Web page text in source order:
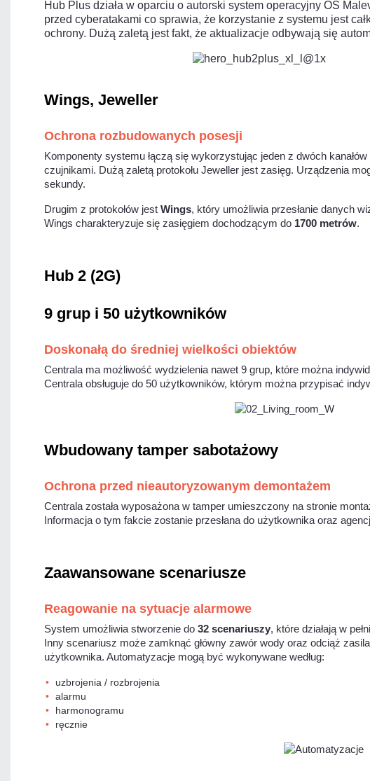
Hub Plus działa w oparciu o autorski system operacyjny OS
przed cyberatakami co sprawia, że korzystanie z systemu jest
ochrony. Dużą zaletą jest fakt, że aktualizacje odbywają się
Wings, Jeweller
Ochrona rozbudowanych posesji
Komponenty systemu łączą się wykorzystując jeden z dwóch
czujnikami. Dużą zaletą protokołu Jeweller jest zasięg. Urządzenia
sekundy.
Drugim z protokołów jest Wings, który umożliwia przesłanie danych
Wings charakteryzuje się zasięgiem dochodzącym do 1700 metrów.
Hub 2 (2G)
9 grup i 50 użytkowników
Doskonałą do średniej wielkości obiektów
Centrala ma możliwość wydzielenia nawet 9 grup, które można
Centrala obsługuje do 50 użytkowników, którym można przypisać
Wbudowany tamper sabotażowy
Ochrona przed nieautoryzowanym demontażem
Centrala została wyposażona w tamper umieszczony na stronie
Informacja o tym fakcie zostanie przesłana do użytkownika oraz
Zaawansowane scenariusze
Reagowanie na sytuacje alarmowe
System umożliwia stworzenie do 32 scenariuszy, które działają w
Inny scenariusz może zamknąć główny zawór wody oraz odciąż
użytkownika. Automatyzacje mogą być wykonywane według:
uzbrojenia / rozbrojenia
alarmu
harmonogramu
ręcznie